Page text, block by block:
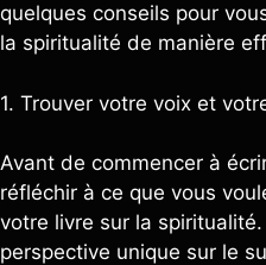
quelques conseils pour
la spiritualité de manière
1. Trouver votre voix et
Avant de commencer à
réfléchir à ce que vous
votre livre sur la
perspective unique sur le